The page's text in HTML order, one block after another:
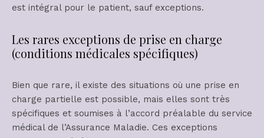
est intégral pour le patient, sauf exceptions.
Les rares exceptions de prise en charge
(conditions médicales spécifiques)
Bien que rare, il existe des situations où une prise en
charge partielle est possible, mais elles sont très
spécifiques et soumises à l’accord préalable du service
médical de l’Assurance Maladie. Ces exceptions